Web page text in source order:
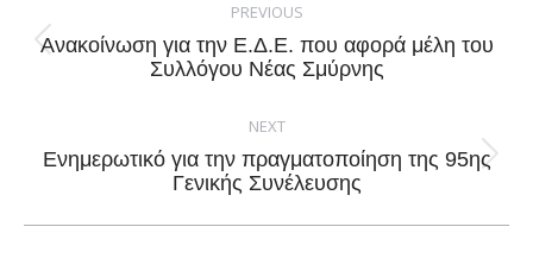
navigation
PREVIOUS
Previous
post:
Ανακοίνωση για την Ε.Δ.Ε. που αφορά μέλη του
Συλλόγου Νέας Σμύρνης
NEXT
Next
Ενημερωτικό για την πραγματοποίηση της 95ης
Γενικής Συνέλευσης